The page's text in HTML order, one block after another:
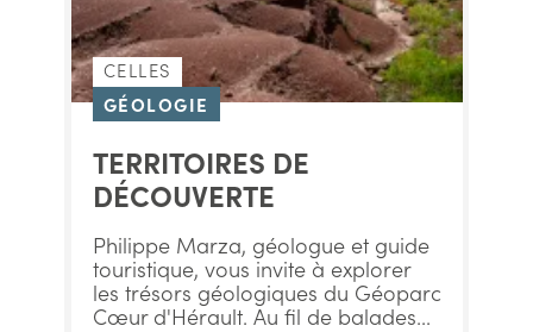
CELLES
GÉOLOGIE
TERRITOIRES DE
DÉCOUVERTE
Philippe Marza, géologue et guide
touristique, vous invite à explorer
les trésors géologiques du Géoparc
Cœur d'Hérault. Au fil de balades...